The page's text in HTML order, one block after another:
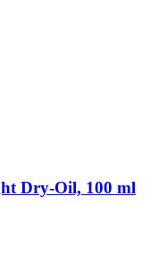
Dry-​Oil, 100 ml